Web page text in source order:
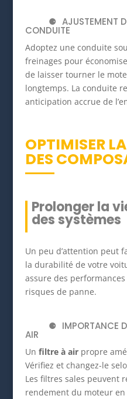
AJUSTEMENT
CONDUITE
Adoptez une conduite
freinages pour
de laisser tourner le
longtemps. La conduite
anticipation accrue de
OPTIMISER
DES
Prolonger la
des systèmes
Un peu d’attention peut
la durabilité de votre
assure des
risques de panne.
IMPORTANCE
AIR
Un filtre à airpropre
Vérifiez et changez-le
Les filtres sales peuvent
rendement du moteur